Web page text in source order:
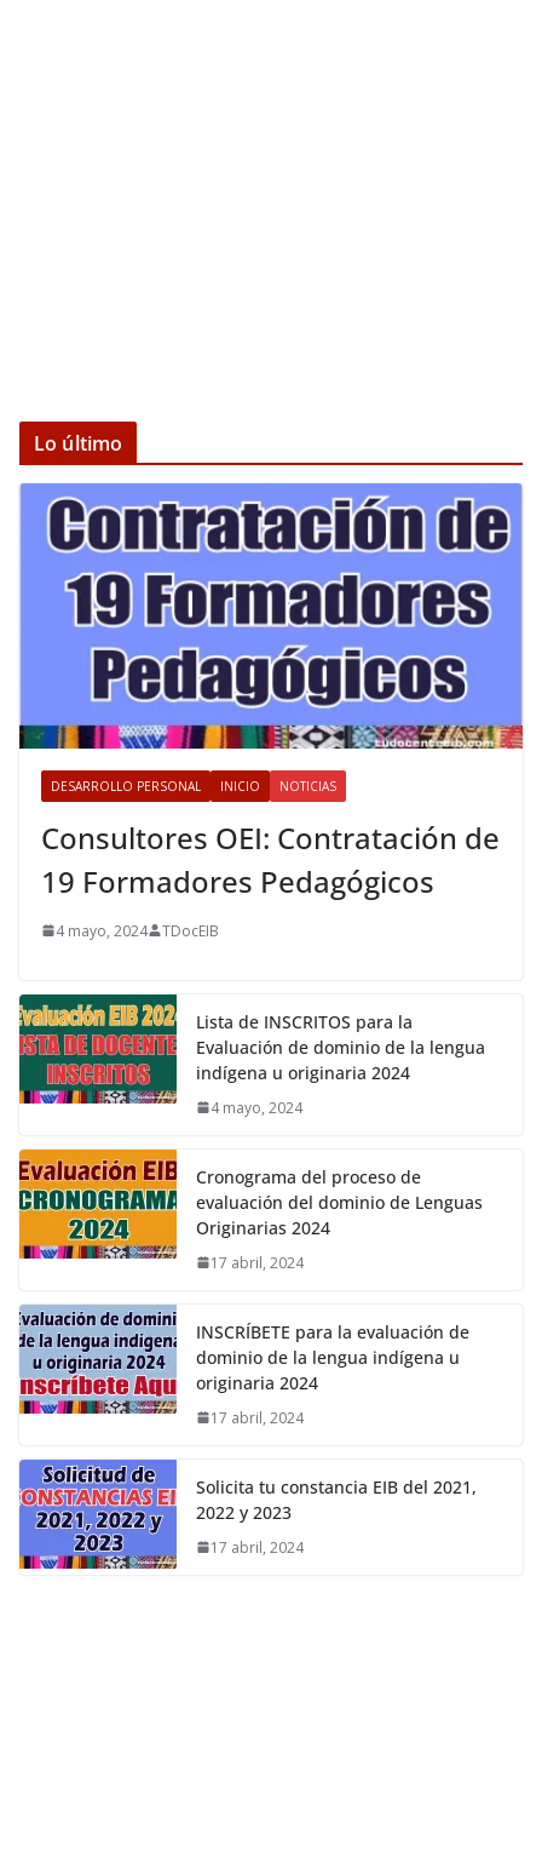
Lo último
DESARROLLO PERSONAL INICIO NOTICIAS
Consultores OEI: Contratación de
19 Formadores Pedagógicos
4 mayo, 2024 TDocEIB
Lista de INSCRITOS para la
Evaluación de dominio de la lengua
indígena u originaria 2024
4 mayo, 2024
Cronograma del proceso de
evaluación del dominio de Lenguas
Originarias 2024
17 abril, 2024
INSCRÍBETE para la evaluación de
dominio de la lengua indígena u
originaria 2024
17 abril, 2024
Solicita tu constancia EIB del 2021,
2022 y 2023
17 abril, 2024